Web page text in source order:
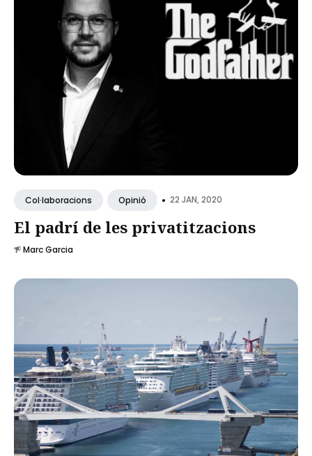
Col·laboracions Opinió • 22 JAN, 2020
El padrí de les privatitzacions
Marc Garcia